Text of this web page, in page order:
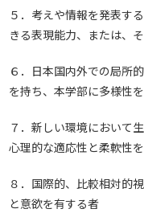
５．考えや情報を発表す
きる表現能力、または、
６．日本国内外での局所
を持ち、本学部に多様性
７．新しい環境において
心理的な適応性と柔軟性
８．国際的、比較相対的
と意欲を有する者